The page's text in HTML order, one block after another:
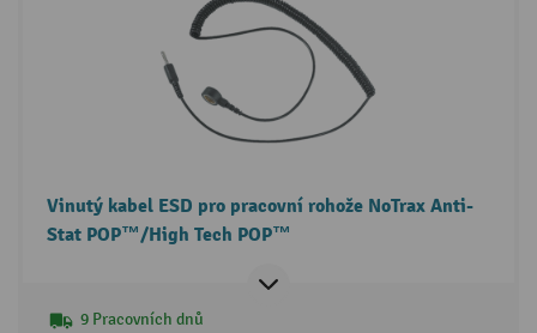
Vinutý kabel ESD pro pracovní rohože NoTrax Anti-
Stat POP™/High Tech POP™
9 Pracovních dnů